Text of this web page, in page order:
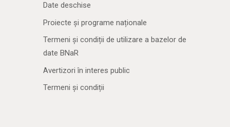
Date deschise
Proiecte și programe naționale
Termeni și condiții de utilizare a bazelor de
date BNaR
Avertizori în interes public
Termeni și condiții